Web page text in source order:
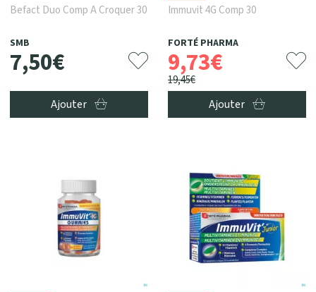
Befact Duo Comp A Croquer 30
SMB
7,50€
Ajouter
Immuvit 4G Comp 30
FORTÉ PHARMA
9,73€
19,45€
Ajouter